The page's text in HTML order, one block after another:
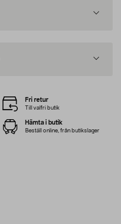
Fri retur
Till valfri butik
Hämta i butik
Beställ online, från butikslager